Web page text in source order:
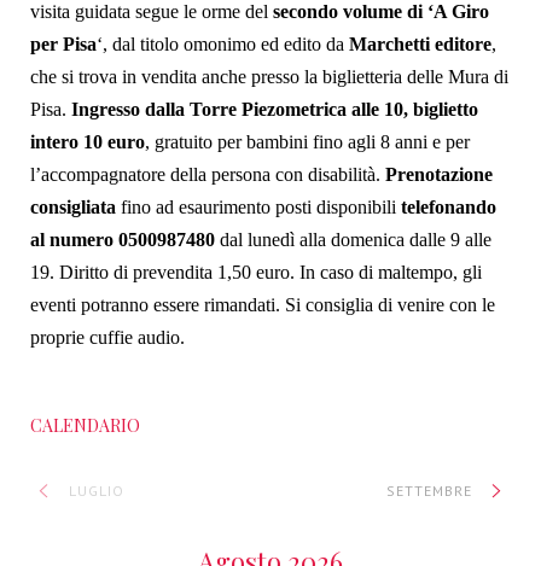
visita guidata segue le orme del secondo volume di ‘A Giro
per Pisa‘, dal titolo omonimo ed edito da Marchetti editore,
che si trova in vendita anche presso la biglietteria delle Mura di
Pisa. Ingresso dalla Torre Piezometrica alle 10, biglietto
intero 10 euro, gratuito per bambini fino agli 8 anni e per
l’accompagnatore della persona con disabilità. Prenotazione
consigliata fino ad esaurimento posti disponibili telefonando
al numero 0500987480 dal lunedì alla domenica dalle 9 alle
19. Diritto di prevendita 1,50 euro. In caso di maltempo, gli
eventi potranno essere rimandati. Si consiglia di venire con le
proprie cuffie audio.
CALENDARIO
LUGLIO SETTEMBRE